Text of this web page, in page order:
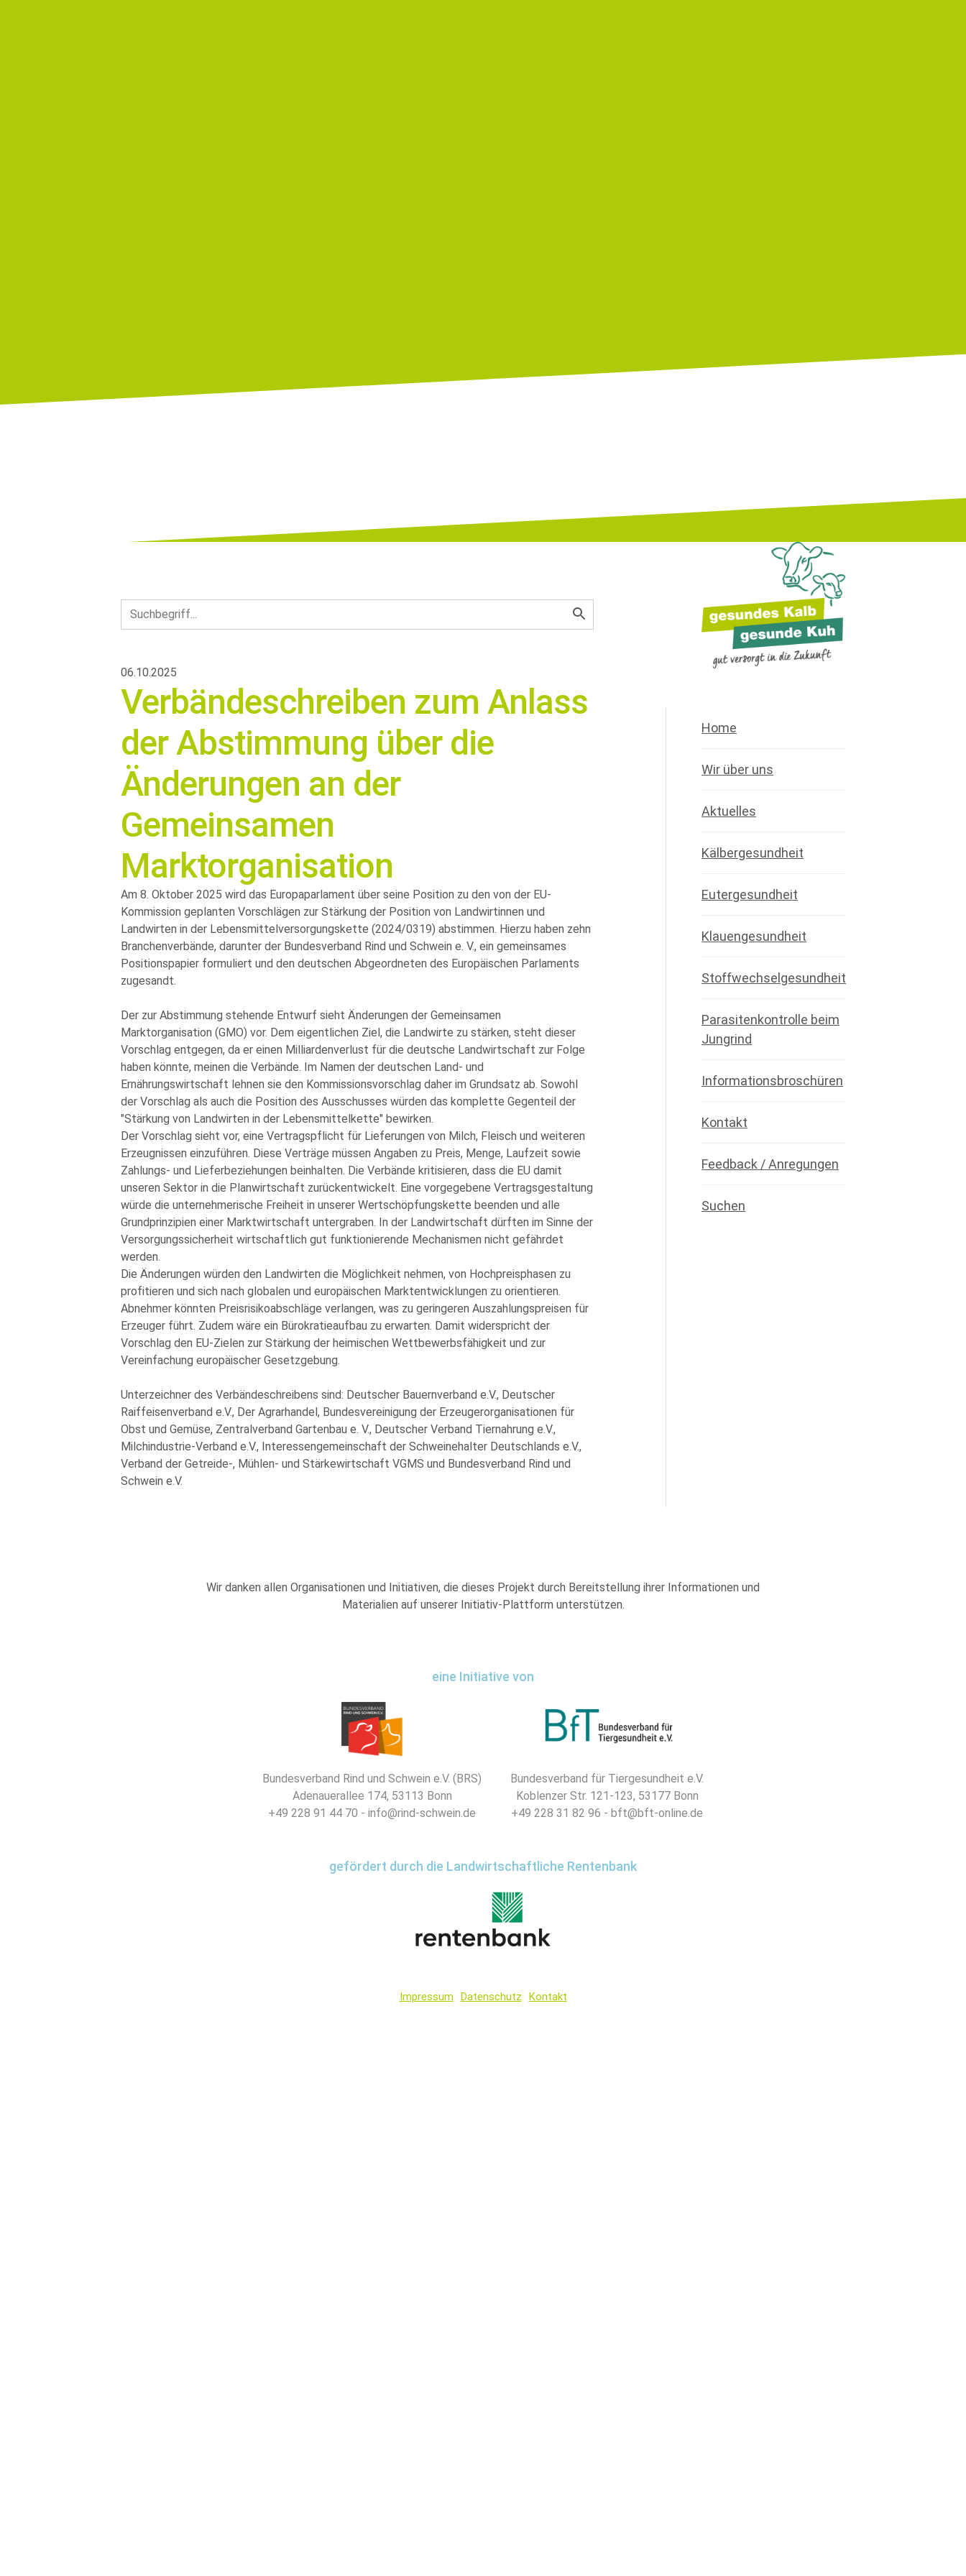
06.10.2025
Verbändeschreiben zum Anlass
der Abstimmung über die
Änderungen an der
Gemeinsamen
Marktorganisation
Am 8. Oktober 2025 wird das Europaparlament über seine Position zu den von der EU-
Kommission geplanten Vorschlägen zur Stärkung der Position von Landwirtinnen und
Landwirten in der Lebensmittelversorgungskette (2024/0319) abstimmen. Hierzu haben zehn
Branchenverbände, darunter der Bundesverband Rind und Schwein e. V., ein gemeinsames
Positionspapier formuliert und den deutschen Abgeordneten des Europäischen Parlaments
zugesandt.
Der zur Abstimmung stehende Entwurf sieht Änderungen der Gemeinsamen
Marktorganisation (GMO) vor. Dem eigentlichen Ziel, die Landwirte zu stärken, steht dieser
Vorschlag entgegen, da er einen Milliardenverlust für die deutsche Landwirtschaft zur Folge
haben könnte, meinen die Verbände. Im Namen der deutschen Land- und
Ernährungswirtschaft lehnen sie den Kommissionsvorschlag daher im Grundsatz ab. Sowohl
der Vorschlag als auch die Position des Ausschusses würden das komplette Gegenteil der
Stärkung von Landwirten in der Lebensmittelkette bewirken.
Der Vorschlag sieht vor, eine Vertragspflicht für Lieferungen von Milch, Fleisch und weiteren
Erzeugnissen einzuführen. Diese Verträge müssen Angaben zu Preis, Menge, Laufzeit sowie
Zahlungs- und Lieferbeziehungen beinhalten. Die Verbände kritisieren, dass die EU damit
unseren Sektor in die Planwirtschaft zurückentwickelt. Eine vorgegebene Vertragsgestaltung
würde die unternehmerische Freiheit in unserer Wertschöpfungskette beenden und alle
Grundprinzipien einer Marktwirtschaft untergraben. In der Landwirtschaft dürften im Sinne der
Versorgungssicherheit wirtschaftlich gut funktionierende Mechanismen nicht gefährdet
werden.
Die Änderungen würden den Landwirten die Möglichkeit nehmen, von Hochpreisphasen zu
profitieren und sich nach globalen und europäischen Marktentwicklungen zu orientieren.
Abnehmer könnten Preisrisikoabschläge verlangen, was zu geringeren Auszahlungspreisen für
Erzeuger führt. Zudem wäre ein Bürokratieaufbau zu erwarten. Damit widerspricht der
Vorschlag den EU-Zielen zur Stärkung der heimischen Wettbewerbsfähigkeit und zur
Vereinfachung europäischer Gesetzgebung.
Unterzeichner des Verbändeschreibens sind: Deutscher Bauernverband e.V., Deutscher
Raiffeisenverband e.V., Der Agrarhandel, Bundesvereinigung der Erzeugerorganisationen für
Obst und Gemüse, Zentralverband Gartenbau e. V., Deutscher Verband Tiernahrung e.V.,
Milchindustrie-Verband e.V., Interessengemeinschaft der Schweinehalter Deutschlands e.V.,
Verband der Getreide-, Mühlen- und Stärkewirtschaft VGMS und Bundesverband Rind und
Schwein e.V.
Home
Wir über uns
Aktuelles
Kälbergesundheit
Eutergesundheit
Klauengesundheit
Stoffwechselgesundheit
Parasitenkontrolle beim
Jungrind
Informationsbroschüren
Kontakt
Feedback / Anregungen
Suchen
Wir danken allen Organisationen und Initiativen, die dieses Projekt durch Bereitstellung ihrer Informationen und
Materialien auf unserer Initiativ-Plattform unterstützen.
eine Initiative von
Bundesverband Rind und Schwein e.V. (BRS)
Adenauerallee 174, 53113 Bonn
+49 228 91 44 70 - info@rind-schwein.de
Bundesverband für Tiergesundheit e.V.
Koblenzer Str. 121-123, 53177 Bonn
+49 228 31 82 96 - bft@bft-online.de
gefördert durch die Landwirtschaftliche Rentenbank
Impressum Datenschutz Kontakt